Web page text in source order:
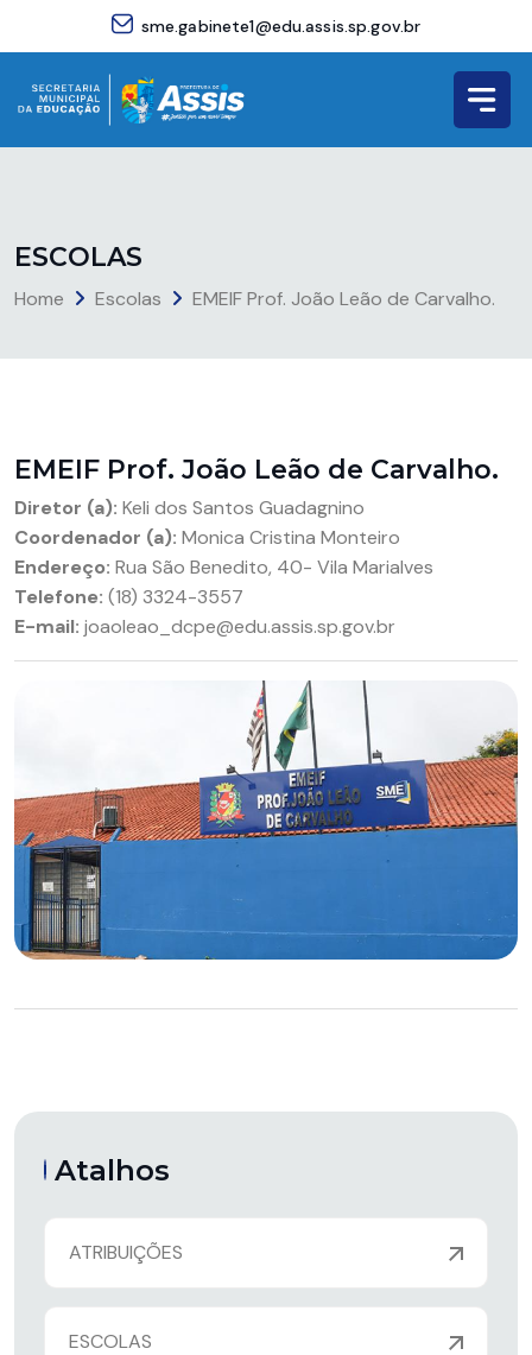
sme.gabinete1@edu.assis.sp.gov.br
ESCOLAS
Home Escolas EMEIF Prof. João Leão de Carvalho.
EMEIF Prof. João Leão de Carvalho.
Diretor (a): Keli dos Santos Guadagnino
Coordenador (a): Monica Cristina Monteiro
Endereço: Rua São Benedito, 40- Vila Marialves
Telefone: (18) 3324-3557
E-mail: joaoleao_dcpe@edu.assis.sp.gov.br
Atalhos
ATRIBUIÇÕES
ESCOLAS